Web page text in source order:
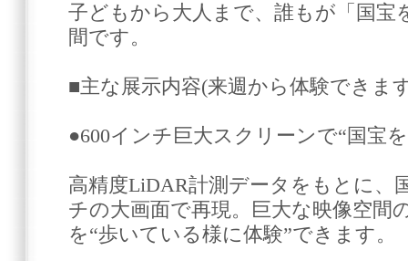
子どもから大人まで、誰もが「国宝
間です。
■主な展示内容(来週から体験できま
●600インチ巨大スクリーンで“国宝
高精度LiDAR計測データをもとに、
チの大画面で再現。巨大な映像空間
を“歩いている様に体験”できます。